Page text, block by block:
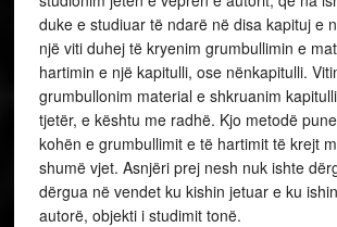
duke e studiuar të ndarë në disa kapituj e
një viti duhej të kryenim grumbullimin e
hartimin e një kapitulli, ose nënkapitulli.
grumbullonim material e shkruanim
tjetër, e kështu me radhë. Kjo metodë
kohën e grumbullimit e të hartimit të krejt
shumë vjet. Asnjëri prej nesh nuk ishte
dërgua në vendet ku kishin jetuar e ku
autorë, objekti i studimit tonë.